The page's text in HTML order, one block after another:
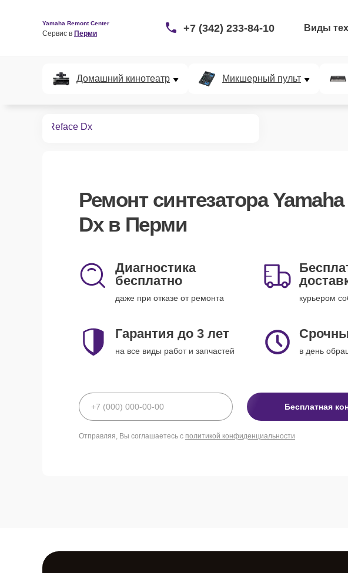
Yamaha Remont Center
Сервис в Перми +7 (342) 233-84-10 Виды
Домашний кинотеатр Микшерный пульт
Reface Dx
Ремонт синтезатора
Dxв Перми
Диагностика
бесплатно
даже при отказе от ремонта курьером
Гарантия до 3 лет
на все виды работ и запчастей в день
Бесплатная
Отправляя, Вы соглашаетесь с политикой конфиденциальности